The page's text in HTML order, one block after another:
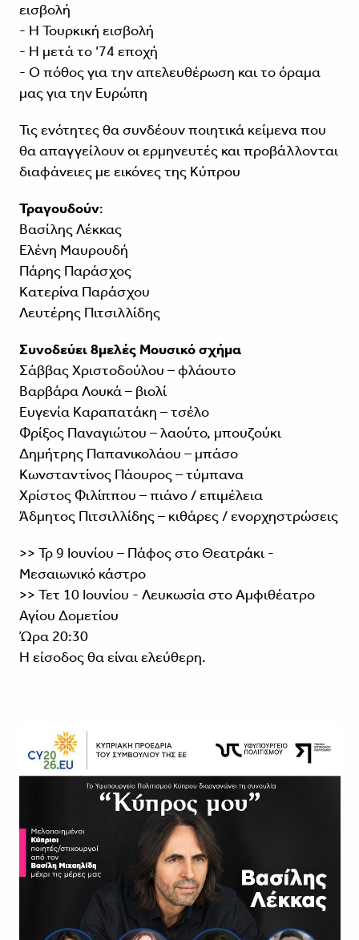
εισβολή
- Η Τουρκική εισβολή
- Η μετά το ’74 εποχή
- Ο πόθος για την απελευθέρωση και το όραμα
μας για την Ευρώπη
Τις ενότητες θα συνδέουν ποιητικά κείμενα που
θα απαγγείλουν οι ερμηνευτές και προβάλλονται
διαφάνειες με εικόνες της Κύπρου
Τραγουδούν:
Βασίλης Λέκκας
Ελένη Μαυρουδή
Πάρης Παράσχος
Κατερίνα Παράσχου
Λευτέρης Πιτσιλλίδης
Συνοδεύει 8μελές Μουσικό σχήμα
Σάββας Χριστοδούλου – φλάουτο
Βαρβάρα Λουκά – βιολί
Ευγενία Καραπατάκη – τσέλο
Φρίξος Παναγιώτου – λαούτο, μπουζούκι
Δημήτρης Παπανικολάου – μπάσο
Κωνσταντίνος Πάουρος – τύμπανα
Χρίστος Φιλίππου – πιάνο / επιμέλεια
Άδμητος Πιτσιλλίδης – κιθάρες / ενορχηστρώσεις
>> Τρ 9 Ιουνίου – Πάφος στο Θεατράκι -
Μεσαιωνικό κάστρο
>> Τετ 10 Ιουνίου - Λευκωσία στο Αμφιθέατρο
Αγίου Δομετίου
Ώρα 20:30
Η είσοδος θα είναι ελεύθερη.